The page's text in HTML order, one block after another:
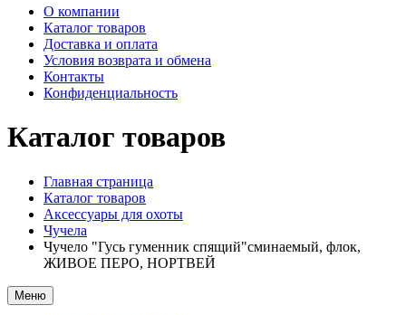
О компании
Каталог товаров
Доставка и оплата
Условия возврата и обмена
Контакты
Конфиденциальность
Каталог товаров
Главная страница
Каталог товаров
Аксессуары для охоты
Чучела
Чучело "Гусь гуменник спящий"сминаемый, флок,
ЖИВОЕ ПЕРО, НОРТВЕЙ
Меню